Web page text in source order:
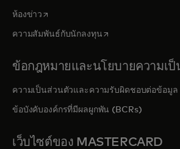
ห้องข่าว opens in a new tab
ความสัมพันธ์กับนักลงทุน opens in a new tab
ข้อกฎหมายและนโยบายความเป็
ความเป็นส่วนตัวและความรับผิดชอบต่อข้อมูล
ข้อบังคับองค์กรที่มีผลผูกพัน (BCRs)
เว็บไซต์ของ MASTERCARD